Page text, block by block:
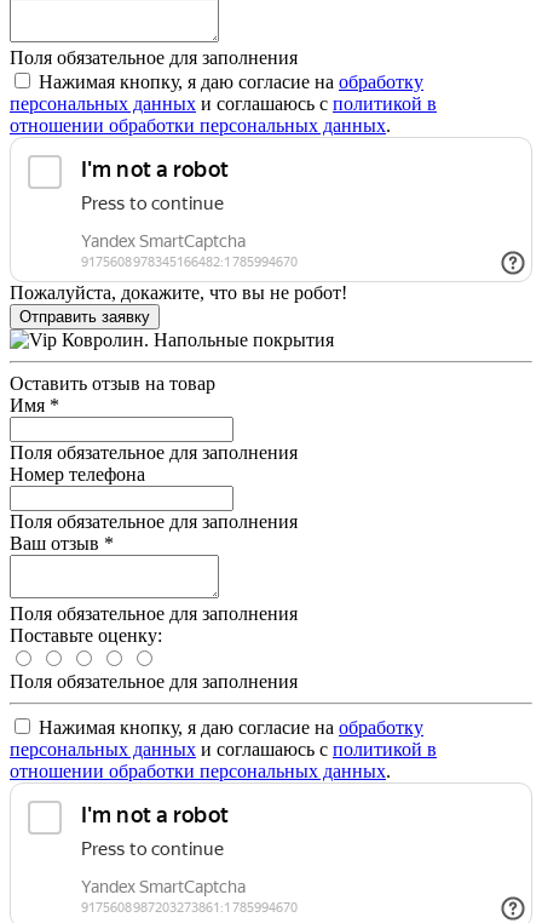
Поля обязательное для заполнения
Нажимая кнопку, я даю согласие на обработку
персональных данных и соглашаюсь с политикой в
отношении обработки персональных данных.
Пожалуйста, докажите, что вы не робот!
Отправить заявку
Оставить отзыв на товар
Имя *
Поля обязательное для заполнения
Номер телефона
Поля обязательное для заполнения
Ваш отзыв *
Поля обязательное для заполнения
Поставьте оценку:
Поля обязательное для заполнения
Нажимая кнопку, я даю согласие на обработку
персональных данных и соглашаюсь с политикой в
отношении обработки персональных данных.